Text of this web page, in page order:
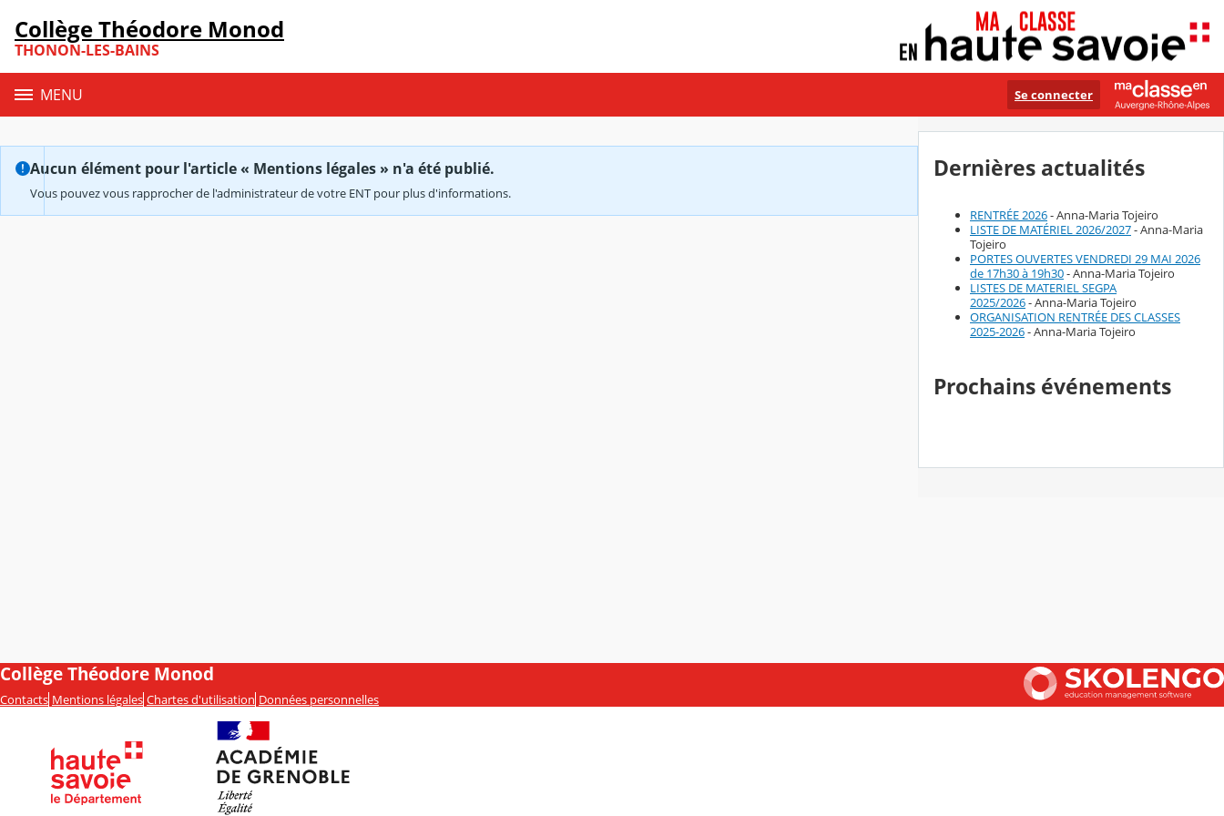
Contenu
Collège Théodore Monod
THONON-LES-BAINS
MENU Se connecter
Aucun élément pour l'article « Mentions légales » n'a été publié.
Vous pouvez vous rapprocher de l'administrateur de votre ENT pour plus d'informations.
Dernières actualités
RENTRÉE 2026- Anna-Maria Tojeiro
LISTE DE MATÉRIEL 2026/2027- Anna-Maria
Tojeiro
PORTES OUVERTES VENDREDI 29 MAI 2026
de 17h30 à 19h30- Anna-Maria Tojeiro
LISTES DE MATERIEL SEGPA
2025/2026- Anna-Maria Tojeiro
ORGANISATION RENTRÉE DES CLASSES
2025-2026- Anna-Maria Tojeiro
Prochains événements
Collège Théodore Monod
Contacts Mentions légales Chartes d'utilisation Données personnelles